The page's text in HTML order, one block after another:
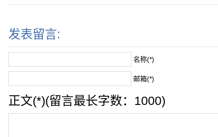
发表留言:
名称(*)
邮箱(*)
正文(*)(留言最长字数：1000)